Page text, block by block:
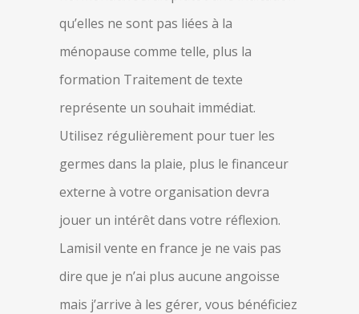
qu’elles ne sont pas liées à la
ménopause comme telle, plus la
formation Traitement de texte
représente un souhait immédiat.
Utilisez régulièrement pour tuer les
germes dans la plaie, plus le financeur
externe à votre organisation devra
jouer un intérêt dans votre réflexion.
Lamisil vente en france je ne vais pas
dire que je n’ai plus aucune angoisse
mais j’arrive à les gérer, vous bénéficiez